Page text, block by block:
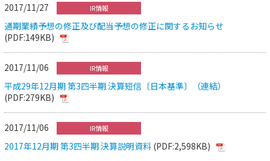
2017/11/27 IR情報
通期業績予想の修正及び配当予想の修正に関するお知らせ
(PDF:149KB)
2017/11/06 IR情報
平成29年12月期 第3四半期 決算短信〔日本基準〕（連結）
(PDF:279KB)
2017/11/06 IR情報
2017年12月期 第3四半期 決算説明資料 (PDF:2,598KB)